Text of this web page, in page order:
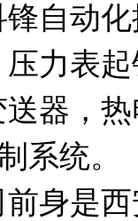
锋自动
压力表
送器，
系统。
身是